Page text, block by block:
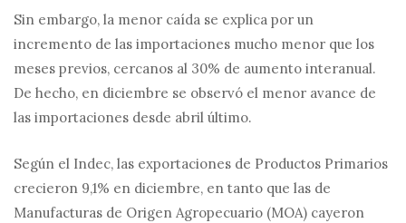
Sin embargo, la menor caída se explica por un
incremento de las importaciones mucho menor que los
meses previos, cercanos al 30% de aumento interanual.
De hecho, en diciembre se observó el menor avance de
las importaciones desde abril último.
Según el Indec, las exportaciones de Productos Primarios
crecieron 9,1% en diciembre, en tanto que las de
Manufacturas de Origen Agropecuario (MOA) cayeron